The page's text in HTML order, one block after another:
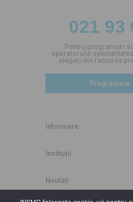
021 93
Pentru programari
operatorului
alegeți din ramurile
Programare
Informare
Instituții
Noutăți